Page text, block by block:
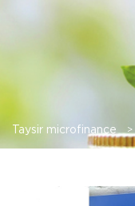
Taysir microfinance >